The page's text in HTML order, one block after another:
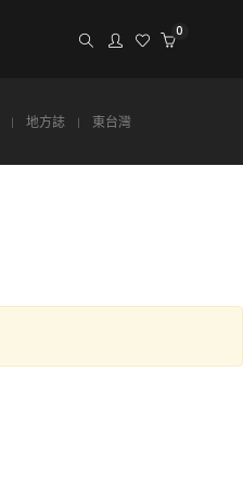
0
地方誌 東台灣